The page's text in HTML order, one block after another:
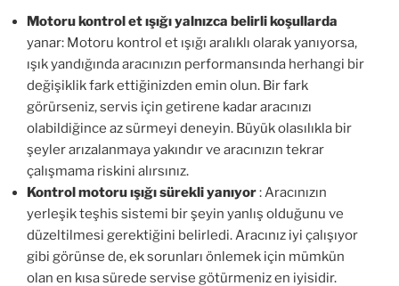
Motoru kontrol et ışığı yalnızca belirli koşullarda
yanar: Motoru kontrol et ışığı aralıklı olarak yanıyorsa,
ışık yandığında aracınızın performansında herhangi bir
değişiklik fark ettiğinizden emin olun. Bir fark
görürseniz, servis için getirene kadar aracınızı
olabildiğince az sürmeyi deneyin. Büyük olasılıkla bir
şeyler arızalanmaya yakındır ve aracınızın tekrar
çalışmama riskini alırsınız.
Kontrol motoru ışığı sürekli yanıyor: Aracınızın
yerleşik teşhis sistemi bir şeyin yanlış olduğunu ve
düzeltilmesi gerektiğini belirledi. Aracınız iyi çalışıyor
gibi görünse de, ek sorunları önlemek için mümkün
olan en kısa sürede servise götürmeniz en iyisidir.